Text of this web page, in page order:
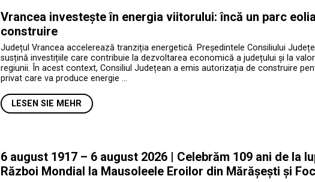
Vrancea investește în energia viitorului: încă un parc
construire
Județul Vrancea accelerează tranziția energetică. Președintele Consiliului
susțină investițiile care contribuie la dezvoltarea economică a județului și la
regiunii. În acest context, Consiliul Județean a emis autorizația de construire
privat care va produce energie …
LESEN SIE MEHR
6 august 1917 – 6 august 2026 | Celebrăm 109 ani de la
Război Mondial la Mausoleele Eroilor din Mărășești și